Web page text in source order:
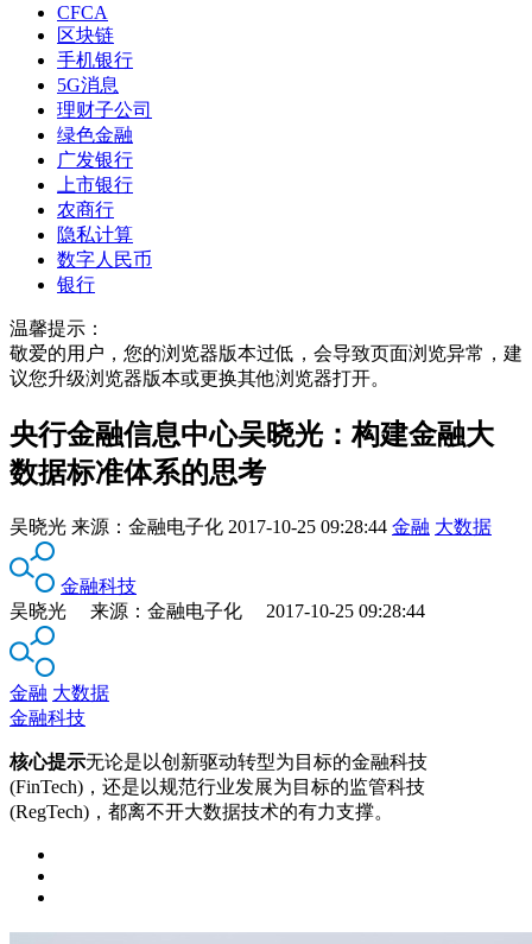
CFCA
区块链
手机银行
5G消息
理财子公司
绿色金融
广发银行
上市银行
农商行
隐私计算
数字人民币
银行
温馨提示：
敬爱的用户，您的浏览器版本过低，会导致页面浏览异常，建
议您升级浏览器版本或更换其他浏览器打开。
央行金融信息中心吴晓光：构建金融大
数据标准体系的思考
吴晓光 来源： 金融电子化 2017-10-25 09:28:44 金融 大数据
金融科技
吴晓光 来源：金融电子化 2017-10-25 09:28:44
金融 大数据
金融科技
核心提示无论是以创新驱动转型为目标的金融科技
(FinTech)，还是以规范行业发展为目标的监管科技
(RegTech)，都离不开大数据技术的有力支撑。